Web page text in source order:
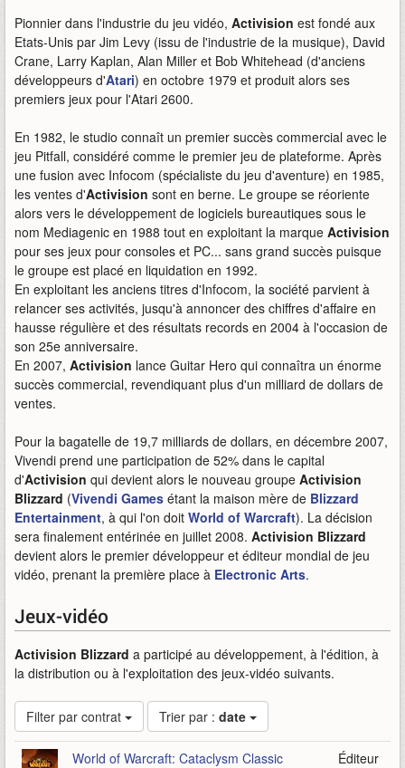
Pionnier dans l'industrie du jeu vidéo, Activision est fondé aux
Etats-Unis par Jim Levy (issu de l'industrie de la musique), David
Crane, Larry Kaplan, Alan Miller et Bob Whitehead (d'anciens
développeurs d'Atari) en octobre 1979 et produit alors ses
premiers jeux pour l'Atari 2600.
En 1982, le studio connaît un premier succès commercial avec le
jeu Pitfall, considéré comme le premier jeu de plateforme. Après
une fusion avec Infocom (spécialiste du jeu d'aventure) en 1985,
les ventes d'Activision sont en berne. Le groupe se réoriente
alors vers le développement de logiciels bureautiques sous le
nom Mediagenic en 1988 tout en exploitant la marque Activision
pour ses jeux pour consoles et PC... sans grand succès puisque
le groupe est placé en liquidation en 1992.
En exploitant les anciens titres d'Infocom, la société parvient à
relancer ses activités, jusqu'à annoncer des chiffres d'affaire en
hausse régulière et des résultats records en 2004 à l'occasion de
son 25e anniversaire.
En 2007, Activision lance Guitar Hero qui connaîtra un énorme
succès commercial, revendiquant plus d'un milliard de dollars de
ventes.
Pour la bagatelle de 19,7 milliards de dollars, en décembre 2007,
Vivendi prend une participation de 52% dans le capital
d'Activision qui devient alors le nouveau groupe Activision
Blizzard (Vivendi Games étant la maison mère de Blizzard
Entertainment, à qui l'on doit World of Warcraft). La décision
sera finalement entérinée en juillet 2008. Activision Blizzard
devient alors le premier développeur et éditeur mondial de jeu
vidéo, prenant la première place à Electronic Arts.
Jeux-vidéo
Activision Blizzard a participé au développement, à l'édition, à
la distribution ou à l'exploitation des jeux-vidéo suivants.
Filter par contrat Trier par : date
World of Warcraft: Cataclysm Classic Éditeur